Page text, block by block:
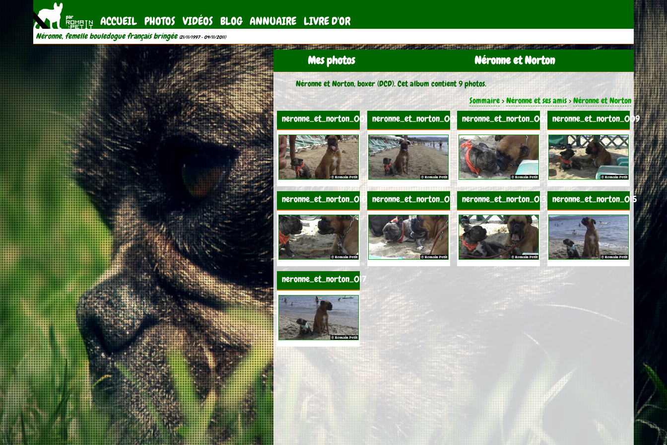
ACCUEIL PHOTOS VIDÉOS BLOG ANNUAIRE LIVRE D'OR
Néronne, femelle bouledogue français bringée (21/11/1997 - 04/11/2011)
Mes photos Néronne et Norton
Néronne et Norton, boxer (DCD). Cet album contient 9 photos.
Sommaire>Néronne et ses amis>Néronne et Norton
neronne_et_norton_001 neronne_et_norton_002 neronne_et_norton_008 neronne_et_norton_009
neronne_et_norton_010 neronne_et_norton_011 neronne_et_norton_013 neronne_et_norton_015
neronne_et_norton_017